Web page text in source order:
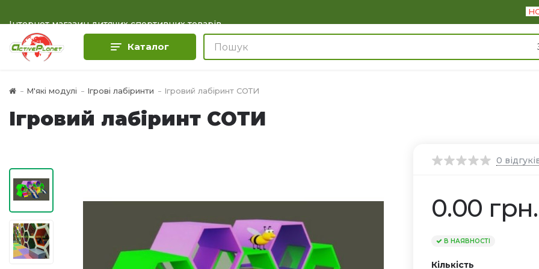
Інтернет магазин дитячих спортивних товарів
Каталог
М'які модулі Ігрові лабіринти Ігровий лабіринт СОТИ
Ігровий лабіринт СОТИ
0
0.00 грн.
В НАЯВНОСТІ
Кількість